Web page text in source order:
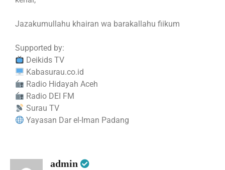
Jazakumullahu khairan wa barakallahu fiikum
Supported by:
Deikids TV
Kabasurau.co.id
Radio Hidayah Aceh
Radio DEI FM
Surau TV
Yayasan Dar el-Iman Padang
admin